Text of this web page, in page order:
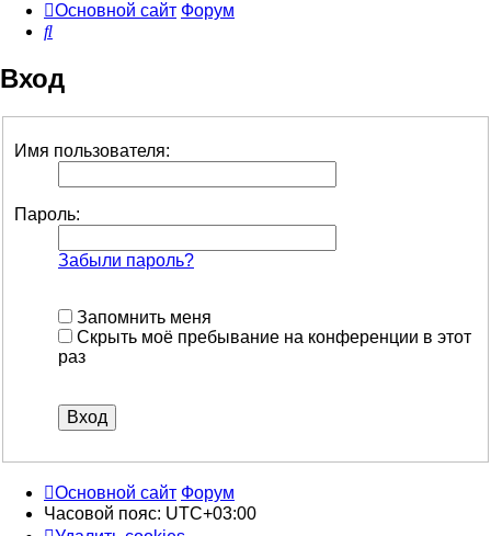
Основной сайт Форум
Поиск
Вход
Имя пользователя:
Пароль:
Забыли пароль?
Запомнить меня
Скрыть моё пребывание на конференции в этот
раз
Основной сайт Форум
Часовой пояс: UTC+03:00